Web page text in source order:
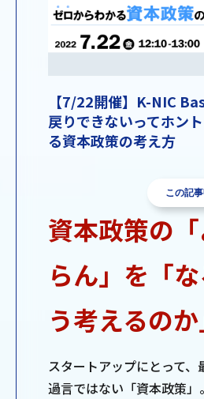
【7/22開催】K-NIC
戻りできないってホン
る資本政策の考え方
この記
資本政策の
らん」を「
う考えるの
スタートアップにとって、
過言ではない「資本政策